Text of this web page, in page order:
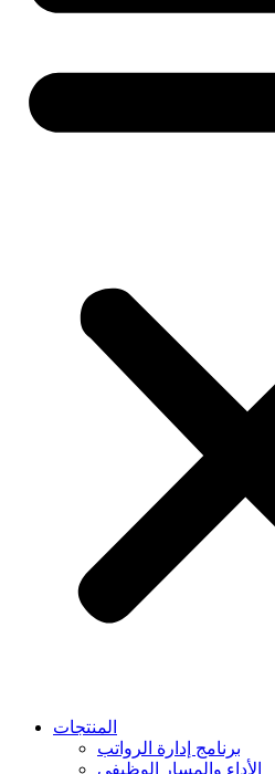
المنتجات
برنامج إدارة الرواتب
الأداء والمسار الوظيفي